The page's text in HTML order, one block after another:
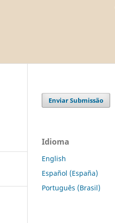
Enviar Submissão
Idioma
English
Español (España)
Português (Brasil)